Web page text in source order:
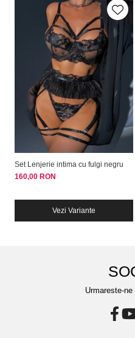
Set Lenjerie intima cu fulgi negru
160,00 RON
Vezi Variante
Urmareste-